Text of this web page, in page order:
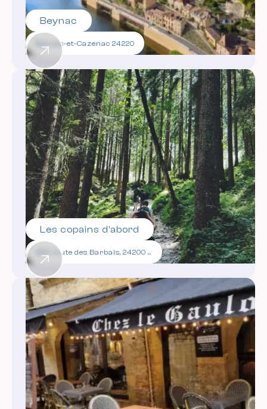
Beynac
Beynac-et-Cazenac 24220
Les copains d'abord
369 route des Barbals, 24200 Sarlat-la-Canéda